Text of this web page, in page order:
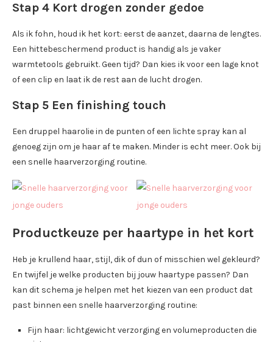
Stap 4 Kort drogen zonder gedoe
Als ik fohn, houd ik het kort: eerst de aanzet, daarna de lengtes.
Een hittebeschermend product is handig als je vaker
warmtetools gebruikt. Geen tijd? Dan kies ik voor een lage knot
of een clip en laat ik de rest aan de lucht drogen.
Stap 5 Een finishing touch
Een druppel haarolie in de punten of een lichte spray kan al
genoeg zijn om je haar af te maken. Minder is echt meer. Ook bij
een snelle haarverzorging routine.
Productkeuze per haartype in het kort
Heb je krullend haar, stijl, dik of dun of misschien wel gekleurd?
En twijfel je welke producten bij jouw haartype passen? Dan
kan dit schema je helpen met het kiezen van een product dat
past binnen een snelle haarverzorging routine:
Fijn haar: lichtgewicht verzorging en volumeproducten die